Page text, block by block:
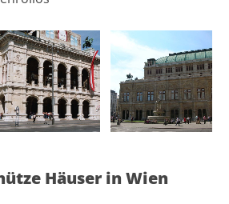
Häuser in Wien